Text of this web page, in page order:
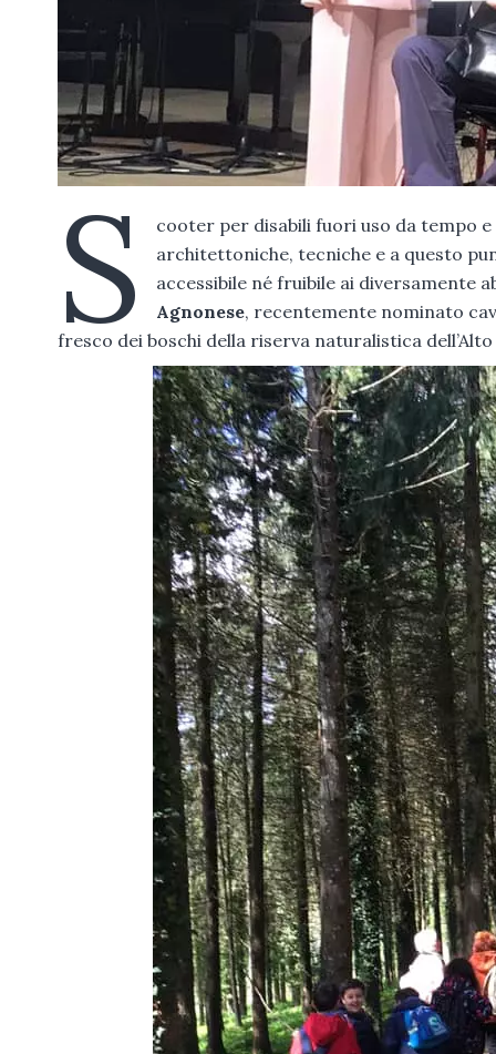
S
cooter per disabili fuori uso da tempo
architettoniche, tecniche e a questo
accessibile né fruibile ai diversamente
Agnonese, recentemente nominato
fresco dei boschi della riserva naturalistica